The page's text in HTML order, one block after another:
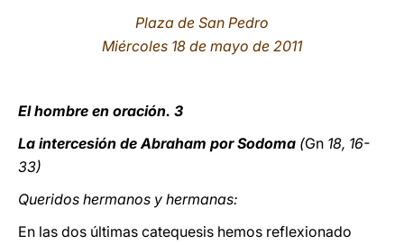
Plaza de San Pedro
Miércoles 18 de mayo de 2011
El hombre en oración. 3
La intercesión de Abraham por Sodoma (Gn 18, 16-
33)
Queridos hermanos y hermanas:
En las dos últimas catequesis hemos reflexionado